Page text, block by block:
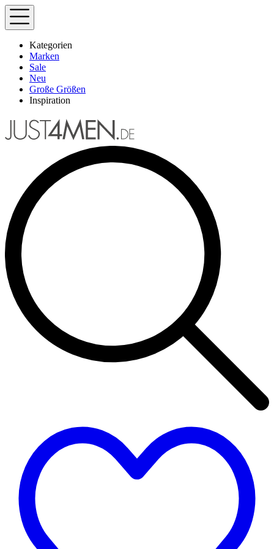
Kategorien
Marken
Sale
Neu
Große Größen
Inspiration